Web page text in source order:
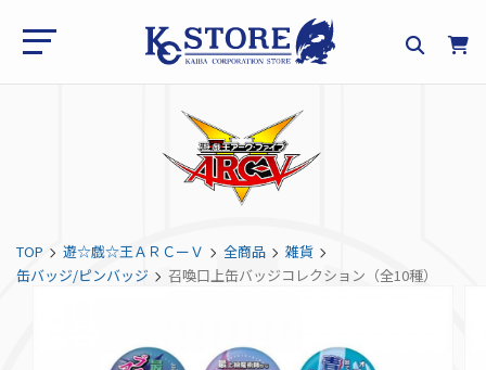
TOP 遊☆戯☆王ＡＲＣーＶ 全商品
雑貨
缶バッジ/ピンバッジ
召喚口上缶バッジコレクション（全10種）